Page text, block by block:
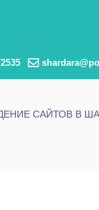
САЙТОВ В